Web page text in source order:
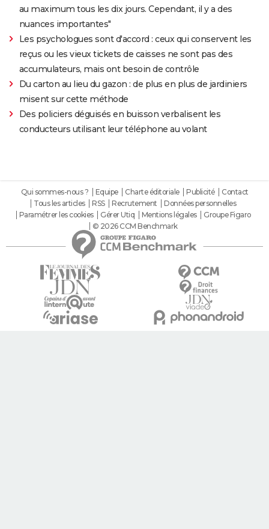
au maximum tous les dix jours. Cependant, il y a des
nuances importantes"
Les psychologues sont d'accord : ceux qui conservent les
reçus ou les vieux tickets de caisses ne sont pas des
accumulateurs, mais ont besoin de contrôle
Du carton au lieu du gazon : de plus en plus de jardiniers
misent sur cette méthode
Des policiers déguisés en buisson verbalisent les
conducteurs utilisant leur téléphone au volant
Qui sommes-nous ? Equipe Charte éditoriale Publicité
Contact
Tous les articles
RSS Recrutement
Données personnelles
Paramétrer les cookies
Gérer Utiq Mentions légales
Groupe Figaro
© 2026 CCM Benchmark